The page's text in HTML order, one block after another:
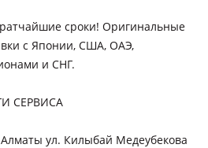
сроки! Оригинальные
с Японии, США, ОАЭ,
и СНГ.
СЕРВИСА
ул. Килыбай Медеубекова